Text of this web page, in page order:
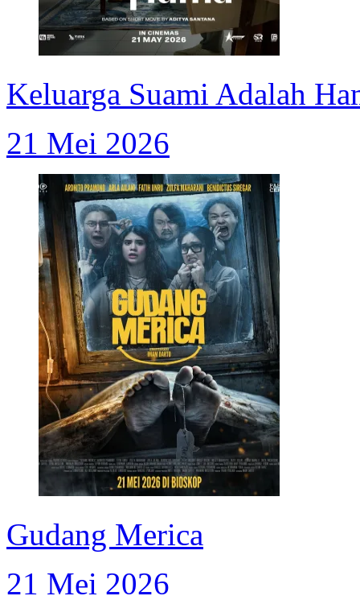
Keluarga Suami Adalah
21 Mei 2026
Gudang Merica
21 Mei 2026